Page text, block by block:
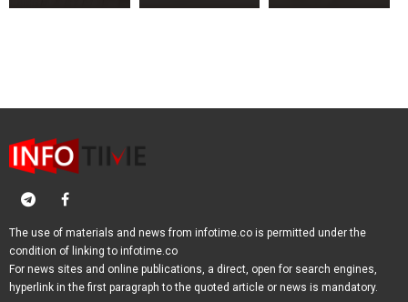
The use of materials and news from infotime.co is permitted under the
condition of linking to infotime.co
For news sites and online publications, a direct, open for search engines,
hyperlink in the first paragraph to the quoted article or news is mandatory.